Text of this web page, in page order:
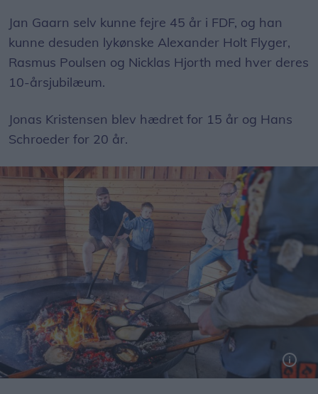
Jan Gaarn selv kunne fejre 45 år i FDF, og han
kunne desuden lykønske Alexander Holt Flyger,
Rasmus Poulsen og Nicklas Hjorth med hver deres
10-årsjubilæum.
Jonas Kristensen blev hædret for 15 år og Hans
Schroeder for 20 år.